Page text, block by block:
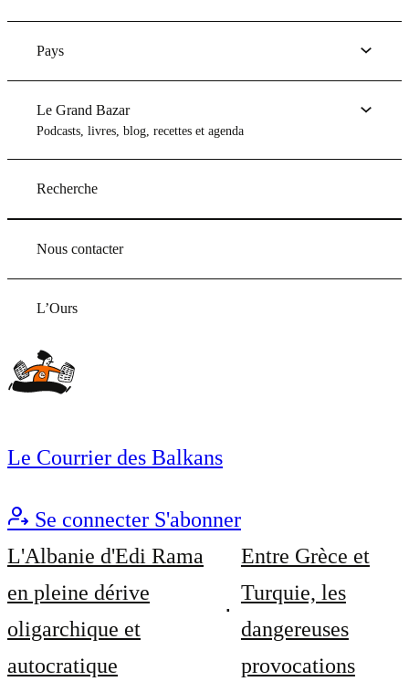
Pays
Le Grand Bazar
Podcasts, livres, blog, recettes et agenda
Recherche
Nous contacter
L’Ours
Le Courrier des Balkans
Se connecter S'abonner
L'Albanie d'Edi Rama
en pleine dérive
oligarchique et
autocratique
Entre Grèce et
Turquie, les
dangereuses
provocations